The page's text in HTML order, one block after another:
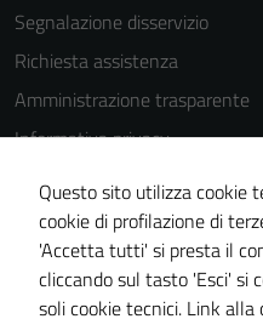
Segnalazione disservizio
Richiesta assistenza
Amministrazione trasparente
Informativa privacy
Cookie Policy
Note legali
Dichiarazione di accessibilità
Piano di miglioramento del sito
Questo sito utilizza cookie
cookie di profilazione di
'Accetta tutti' si presta il
cliccando sul tasto 'Esci' si
soli cookie tecnici. Link alla